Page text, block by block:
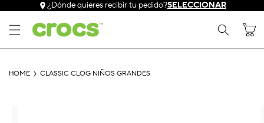
directamente
al contenido
¿Dónde quieres recibir tu pedido?SELECCIONAR
Carrito
HOME CLASSIC CLOG NIÑOS GRANDES